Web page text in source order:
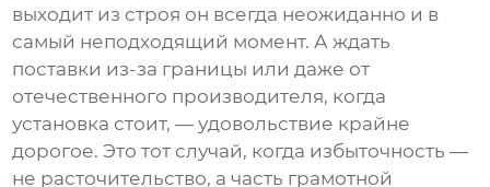
выходит из строя он всегда неожиданно и в
самый неподходящий момент. А ждать
поставки из-за границы или даже от
отечественного производителя, когда
установка стоит, — удовольствие крайне
дорогое. Это тот случай, когда избыточность —
не расточительство, а часть грамотной